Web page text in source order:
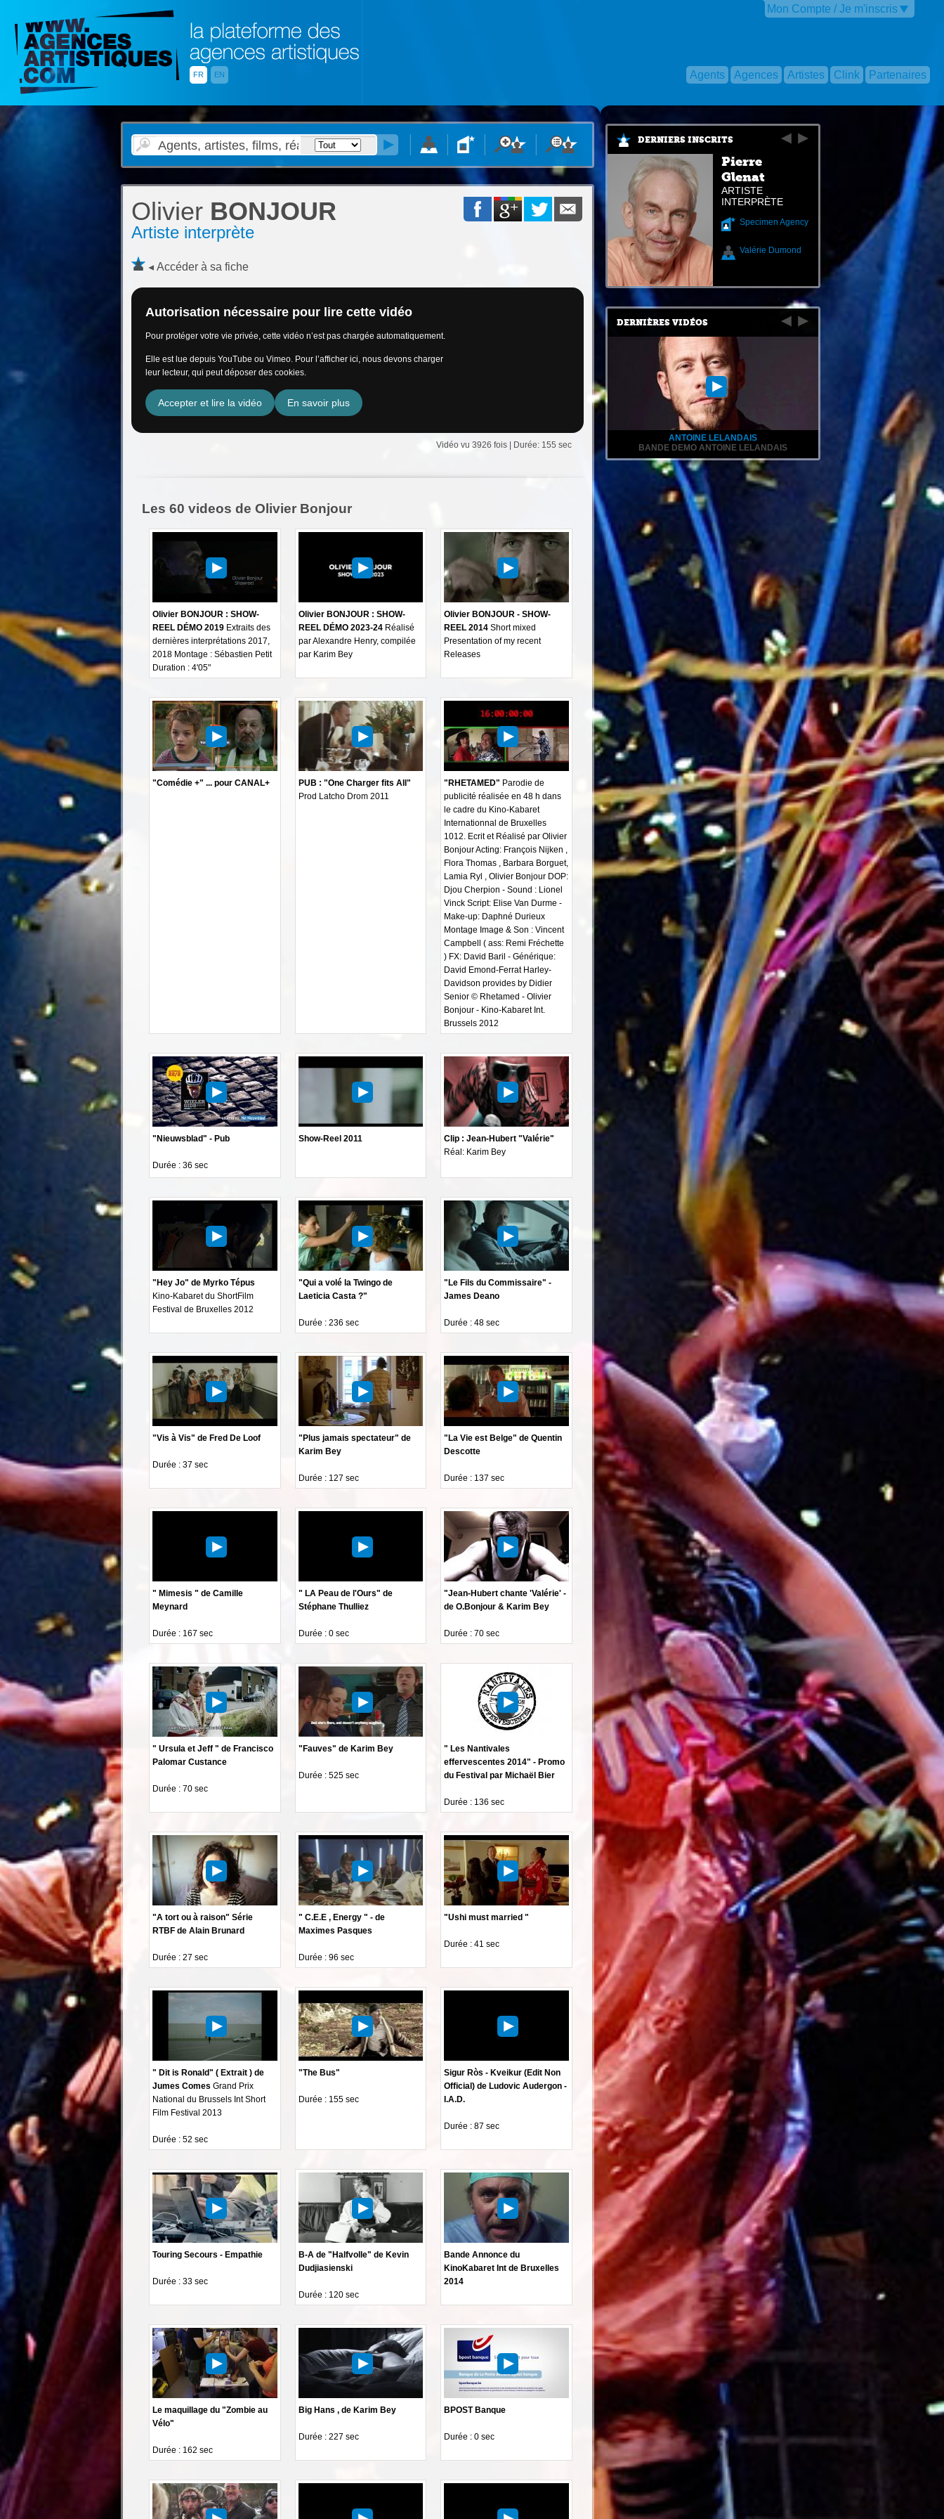
FR EN
Mon Compte / Je m'inscris
Agents Agences Artistes Clink Partenaires
Olivier BONJOUR
Artiste interprète
Accéder à sa fiche
Autorisation nécessaire pour lire cette vidéo
Pour protéger votre vie privée, cette vidéo n’est pas chargée automatiquement.
Elle est lue depuis YouTube ou Vimeo. Pour l’afficher ici, nous devons charger
leur lecteur, qui peut déposer des cookies.
Accepter et lire la vidéo En savoir plus
Vidéo vu 3926 fois | Durée: 155 sec
Les 60 videos de Olivier Bonjour
Olivier BONJOUR : SHOW-
REEL DÉMO 2019 Extraits des
dernières interprétations 2017,
2018 Montage : Sébastien Petit
Duration : 4'05"
Olivier BONJOUR : SHOW-
REEL DÉMO 2023-24 Réalisé
par Alexandre Henry, compilée
par Karim Bey
Olivier BONJOUR - SHOW-
REEL 2014 Short mixed
Presentation of my recent
Releases
"Comédie +" ... pour CANAL+
PUB : "One Charger fits All"
Prod Latcho Drom 2011
"RHETAMED" Parodie de
publicité réalisée en 48 h dans
le cadre du Kino-Kabaret
Internationnal de Bruxelles
1012. Ecrit et Réalisé par Olivier
Bonjour Acting: François Nijken ,
Flora Thomas , Barbara Borguet,
Lamia Ryl , Olivier Bonjour DOP:
Djou Cherpion - Sound : Lionel
Vinck Script: Elise Van Durme -
Make-up: Daphné Durieux
Montage Image & Son : Vincent
Campbell ( ass: Remi Fréchette
) FX: David Baril - Générique:
David Emond-Ferrat Harley-
Davidson provides by Didier
Senior © Rhetamed - Olivier
Bonjour - Kino-Kabaret Int.
Brussels 2012
"Nieuwsblad" - Pub
Durée : 36 sec
Show-Reel 2011
Clip : Jean-Hubert "Valérie"
Réal: Karim Bey
"Hey Jo" de Myrko Tépus
Kino-Kabaret du ShortFilm
Festival de Bruxelles 2012
"Qui a volé la Twingo de
Laeticia Casta ?"
Durée : 236 sec
"Le Fils du Commissaire" -
James Deano
Durée : 48 sec
"Vis à Vis" de Fred De Loof
Durée : 37 sec
"Plus jamais spectateur" de
Karim Bey
Durée : 127 sec
"La Vie est Belge" de Quentin
Descotte
Durée : 137 sec
" Mimesis " de Camille
Meynard
Durée : 167 sec
" LA Peau de l'Ours" de
Stéphane Thulliez
Durée : 0 sec
"Jean-Hubert chante 'Valérie' -
de O.Bonjour & Karim Bey
Durée : 70 sec
" Ursula et Jeff " de Francisco
Palomar Custance
Durée : 70 sec
"Fauves" de Karim Bey
Durée : 525 sec
" Les Nantivales
effervescentes 2014" - Promo
du Festival par Michaël Bier
Durée : 136 sec
"A tort ou à raison" Série
RTBF de Alain Brunard
Durée : 27 sec
" C.E.E , Energy " - de
Maximes Pasques
Durée : 96 sec
"Ushi must married "
Durée : 41 sec
" Dit is Ronald" ( Extrait ) de
Jumes Comes Grand Prix
National du Brussels Int Short
Film Festival 2013
Durée : 52 sec
"The Bus"
Durée : 155 sec
Sigur Ròs - Kveikur (Edit Non
Official) de Ludovic Audergon -
I.A.D.
Durée : 87 sec
Touring Secours - Empathie
Durée : 33 sec
B-A de "Halfvolle" de Kevin
Dudjiasienski
Durée : 120 sec
Bande Annonce du
KinoKabaret Int de Bruxelles
2014
Le maquillage du "Zombie au
Vélo"
Durée : 162 sec
Big Hans , de Karim Bey
Durée : 227 sec
BPOST Banque
Durée : 0 sec
DERNIERS INSCRITS
Pierre
Glenat
ARTISTE
INTERPRÈTE
Specimen Agency
Valérie Dumond
DERNIÈRES VIDÉOS
ANTOINE LELANDAIS
BANDE DEMO ANTOINE LELANDAIS